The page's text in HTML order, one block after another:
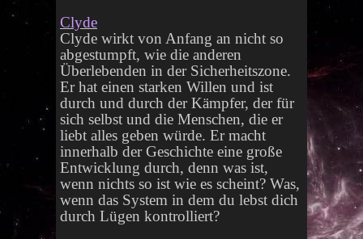
Clyde
Clyde wirkt von Anfang an nicht so
abgestumpft, wie die anderen
Überlebenden in der Sicherheitszone.
Er hat einen starken Willen und ist
durch und durch der Kämpfer, der für
sich selbst und die Menschen, die er
liebt alles geben würde. Er macht
innerhalb der Geschichte eine große
Entwicklung durch, denn was ist,
wenn nichts so ist wie es scheint? Was,
wenn das System in dem du lebst dich
durch Lügen kontrolliert?